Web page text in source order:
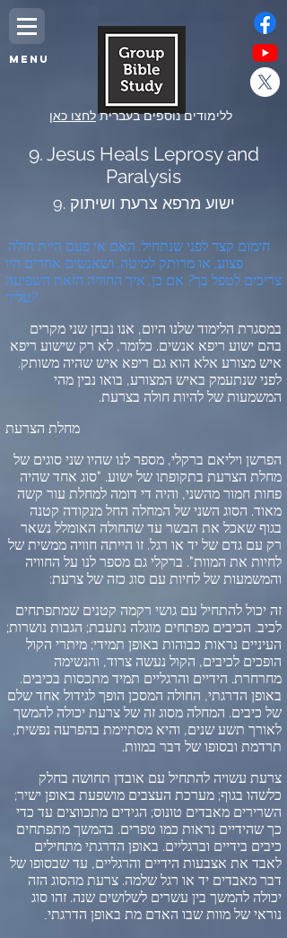
MENU
9. Jesus Heals Leprosy and
Paralysis
9. ישוע מרפא צרעת ושיתוק
חימום קצר לפני שנתחיל: האם אי פעם היית חולה,
פצוע, או מרותק למיטה, ושאנשים אחרים היו
צריכים לטפל בך? אם כן, איך החוויה הזאת השפיעה
עליך?
במסגרת הלימוד שלנו היום, אנו נבחן שני מקרים
בהם ישוע ריפא אנשים. כלומר, לא רק שישוע ריפא
איש מצורע אלא הוא גם ריפא איש שהיה משותק.
לפני שנתעמק באיש המצורע, בואו נבין מהי
המשמעות של להיות חולה בצרעת.
מחלת הצרעת
הפרשן ויליאם ברקלי, מספר לנו שהיו שני סוגים של
מחלת הצרעת בתקופתו של ישוע. "סוג אחד שהיה
פחות חמור מהשני, והיה די דומה למחלת עור קשה
מאוד. הסוג השני של המחלה החל מנקודה קטנה
בגוף שאכל את הבשר עד שהחולה האומלל נשאר
רק עם גדם של יד או רגל. זו הייתה חוויה ממשית של
לחיות את המוות". ברקלי גם מספר לנו על החוויה
והמשמעות של לחיות עם סוג כזה של צרעת:
זה יכול להתחיל עם גושי רקמה קטנים שמתפתחים
לכיב. הכיבים מפתחים מוגלה נתעבת; הגבות נושרות;
העיניים נראות כבוהות באופן תמידי; מיתרי הקול
הופכים לכיבים, הקול נעשה צרוד, והנשימה
מחרחרת. הידיים והרגליים תמיד מתכסות בכיבים.
באופן הדרגתי, החולה המסכן הופך לגידול אחד שלם
של כיבים. המחלה מסוג זה של צרעת יכולה להמשך
לאורך תשע שנים, והיא מסתיימת בהפרעה נפשית,
תרדמת ובסופו של דבר במוות.
צרעת עשויה להתחיל עם אובדן תחושה בחלק
כלשהו בגוף; מערכת העצבים מושפעת באופן ישיר;
השרירים מאבדים טונוס; הגידים מתכווצים עד כדי
כך שהידיים נראות כמו טפרים. בהמשך מתפתחים
כיבים בידיים וברגליים. באופן הדרגתי מתחילים
לאבד את אצבעות הידיים והרגליים, עד שבסופו של
דבר מאבדים יד או רגל שלמה. צרעת מהסוג הזה
יכולה להמשך בין עשרים לשלושים שנה. זהו סוג
נוראי של מוות שבו האדם מת באופן הדרגתי.
ללימודים נוספים בעבריתלחצו כאן